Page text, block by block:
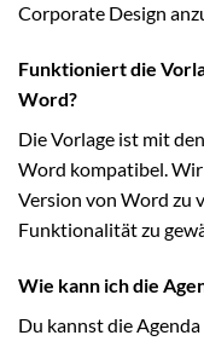
Corporate Design
Funktioniert die
Word?
Die Vorlage ist mit
Word kompatibel.
Version von Word zu
Funktionalität zu
Wie kann ich die
Du kannst die